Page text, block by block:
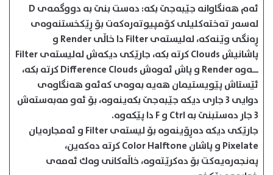
ئه‌م هه‌نگاوانه‌ جێبه‌جێ بكه‌: ده‌ست بنێ به‌ دووگمه‌ی D
له‌سه‌ر ته‌خته‌كلیلی كۆمپیوته‌ره‌كه‌ت بۆ ڕێكخستنه‌وه‌ی
ڕه‌نگی وێنه‌كه‌، له‌لیسته‌ی Filter دا خاڵی Render و
پاشانیش Clouds كرته‌ بكه‌، جارێكی دیكه‌ش له‌لیسته‌ی Filter
ــه‌وه‌ Render و پاش ئه‌وه‌ش Difference Clouds كرته‌ بكه‌،
ئێستاش پێویستیمان ‌‌هه‌یه‌ به‌وه‌ی كه‌ئه‌و هه‌نگاوه‌ی
دوایی 3 جاری دیكه‌ جێبه‌جێ بكه‌ینه‌وه‌، بۆ ئه‌و مه‌به‌سته‌ش
3 جار ده‌ستبنێ به‌ Ctrl و F دا پێكه‌وه‌.
جارێكی دیكه‌ ده‌ڕۆینه‌وه‌ بۆ لیسته‌ی Filter و ئه‌مجاره‌یان
Pixelate و پاشان Color Halftone كرته‌ ده‌كه‌ین،
په‌نجه‌ره‌یه‌كت بۆ ده‌كرێته‌وه‌، خاڵه‌كانی وه‌ك ئه‌مه‌ی